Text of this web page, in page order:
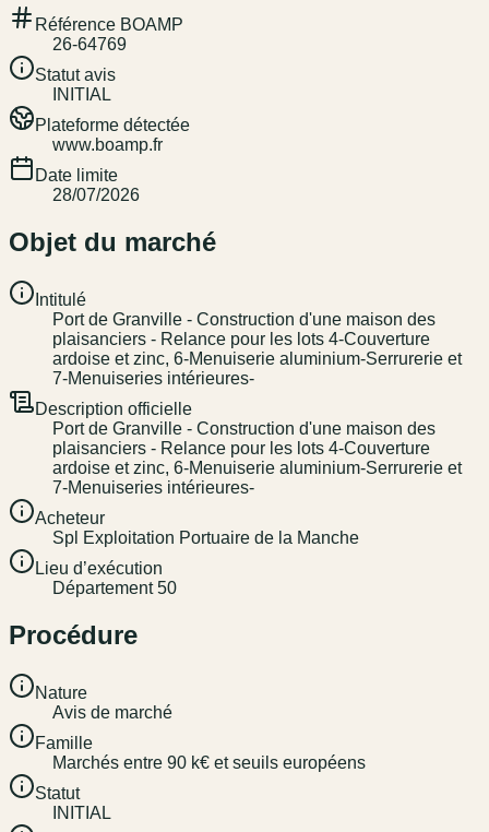
Référence BOAMP
26-64769
Statut avis
INITIAL
Plateforme détectée
www.boamp.fr
Date limite
28/07/2026
Objet du marché
Intitulé
Port de Granville - Construction d'une maison des
plaisanciers - Relance pour les lots 4-Couverture
ardoise et zinc, 6-Menuiserie aluminium-Serrurerie et
7-Menuiseries intérieures-
Description officielle
Port de Granville - Construction d'une maison des
plaisanciers - Relance pour les lots 4-Couverture
ardoise et zinc, 6-Menuiserie aluminium-Serrurerie et
7-Menuiseries intérieures-
Acheteur
Spl Exploitation Portuaire de la Manche
Lieu d’exécution
Département 50
Procédure
Nature
Avis de marché
Famille
Marchés entre 90 k€ et seuils européens
Statut
INITIAL